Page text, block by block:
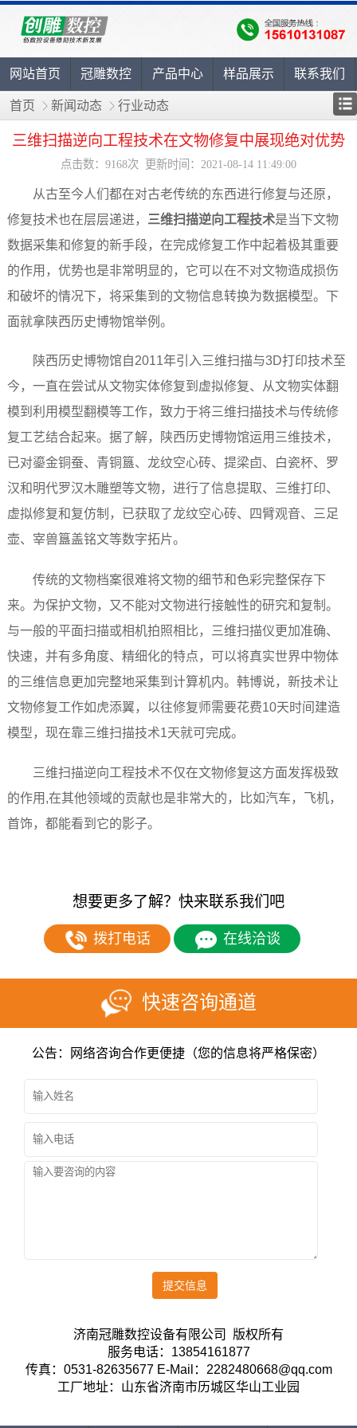
网站首页 冠雕数控 产品中心 样品展示 联系我们
首页 新闻动态 行业动态
三维扫描逆向工程技术在文物修复中展现绝对优势
点击数：9168次 更新时间：2021-08-14 11:49:00
从古至今人们都在对古老传统的东西进行修复与还原，
修复技术也在层层递进， 三维扫描逆向工程技术是当下文物
数据采集和修复的新手段，在完成修复工作中起着极其重要
的作用，优势也是非常明显的，它可以在不对文物造成损伤
和破坏的情况下，将采集到的文物信息转换为数据模型。下
面就拿陕西历史博物馆举例。
陕西历史博物馆自2011年引入三维扫描与3D打印技术至
今，一直在尝试从文物实体修复到虚拟修复、从文物实体翻
模到利用模型翻模等工作，致力于将三维扫描技术与传统修
复工艺结合起来。据了解，陕西历史博物馆运用三维技术，
已对鎏金铜蚕、青铜簋、龙纹空心砖、提梁卣、白瓷杯、罗
汉和明代罗汉木雕塑等文物，进行了信息提取、三维打印、
虚拟修复和复仿制，已获取了龙纹空心砖、四臂观音、三足
壶、宰兽簋盖铭文等数字拓片。
传统的文物档案很难将文物的细节和色彩完整保存下
来。为保护文物，又不能对文物进行接触性的研究和复制。
与一般的平面扫描或相机拍照相比，三维扫描仪更加准确、
快速，并有多角度、精细化的特点，可以将真实世界中物体
的三维信息更加完整地采集到计算机内。韩博说，新技术让
文物修复工作如虎添翼，以往修复师需要花费10天时间建造
模型，现在靠三维扫描技术1天就可完成。
三维扫描逆向工程技术不仅在文物修复这方面发挥极致
的作用,在其他领域的贡献也是非常大的，比如汽车，飞机，
首饰，都能看到它的影子。
想要更多了解？快来联系我们吧
拨打电话 在线洽谈
快速咨询通道
公告：网络咨询合作更便捷（您的信息将严格保密）
提交信息
济南冠雕数控设备有限公司 版权所有
服务电话：13854161877
传真：0531-82635677 E-Mail：2282480668@qq.com
工厂地址：山东省济南市历城区华山工业园